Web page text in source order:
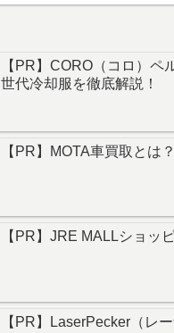
【PR】CORO（コロ）
世代冷却服を徹底解説！
【PR】MOTA車買取とは
【PR】JRE MALLショッ
【PR】LaserPecker（レ